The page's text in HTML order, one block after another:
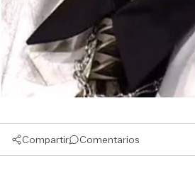
Compartir Comentarios